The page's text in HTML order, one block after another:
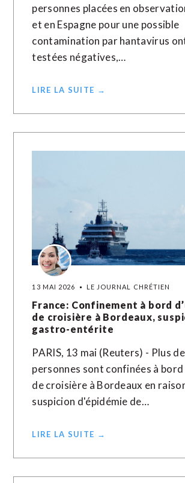
personnes placées en
et en Espagne pour une possible
contamination par hantavirus
testées négatives,…
LIRE LA SUITE →
13 MAI 2026 LE JOURNAL CHRÉTIEN
France: Confinement à bord
de croisière à Bordeaux,
gastro-entérite
PARIS, 13 mai (Reuters) - Plus
personnes sont confinées à
de croisière à Bordeaux en
suspicion d'épidémie de…
LIRE LA SUITE →